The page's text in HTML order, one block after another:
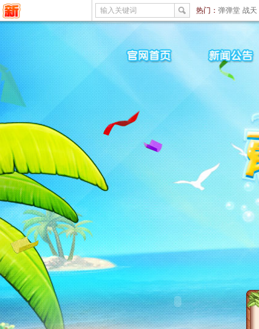
输入关键词 热门： 弹弹堂 战天